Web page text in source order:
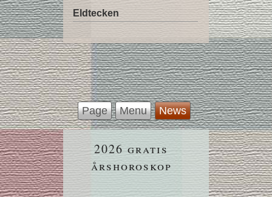
Eldtecken
Page Menu News
2026 gratis
årshoroskop